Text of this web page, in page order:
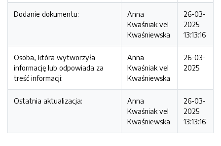
Dodanie dokumentu:
Anna
Kwaśniak vel
Kwaśniewska
26-03-
2025
13:13:16
Osoba, która wytworzyła
informację lub odpowiada za
treść informacji:
Anna
Kwaśniak vel
Kwaśniewska
26-03-
2025
Ostatnia aktualizacja:
Anna
Kwaśniak vel
Kwaśniewska
26-03-
2025
13:13:16